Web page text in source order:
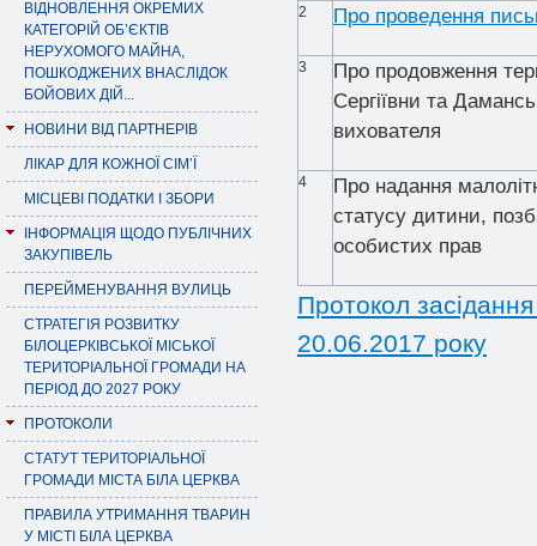
ВІДНОВЛЕННЯ ОКРЕМИХ
КАТЕГОРІЙ ОБ’ЄКТІВ
НЕРУХОМОГО МАЙНА,
ПОШКОДЖЕНИХ ВНАСЛІДОК
БОЙОВИХ ДІЙ...
НОВИНИ ВІД ПАРТНЕРІВ
ЛІКАР ДЛЯ КОЖНОЇ СІМ’Ї
МІСЦЕВІ ПОДАТКИ І ЗБОРИ
ІНФОРМАЦІЯ ЩОДО ПУБЛІЧНИХ
ЗАКУПІВЕЛЬ
ПЕРЕЙМЕНУВАННЯ ВУЛИЦЬ
СТРАТЕГІЯ РОЗВИТКУ
БІЛОЦЕРКІВСЬКОЇ МІСЬКОЇ
ТЕРИТОРІАЛЬНОЇ ГРОМАДИ НА
ПЕРІОД ДО 2027 РОКУ
ПРОТОКОЛИ
СТАТУТ ТЕРИТОРІАЛЬНОЇ
ГРОМАДИ МІСТА БІЛА ЦЕРКВА
ПРАВИЛА УТРИМАННЯ ТВАРИН
У МІСТІ БІЛА ЦЕРКВА
2 Про проведення
3
Про продовження
Сергіївни та
вихователя
4
Про надання
статусу дитини,
особистих прав
Протокол
20.06.2017 року